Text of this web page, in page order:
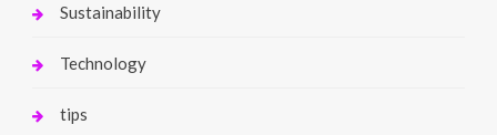
Sustainability
Technology
tips